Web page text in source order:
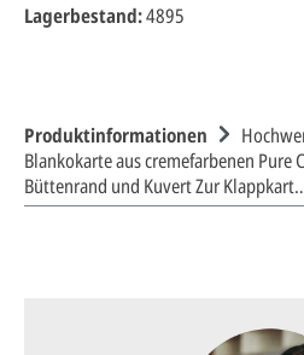
Lagerbestand:4895
Produktinformationen
Blankokarte aus cremefarbenen Pure
Büttenrand und Kuvert Zur